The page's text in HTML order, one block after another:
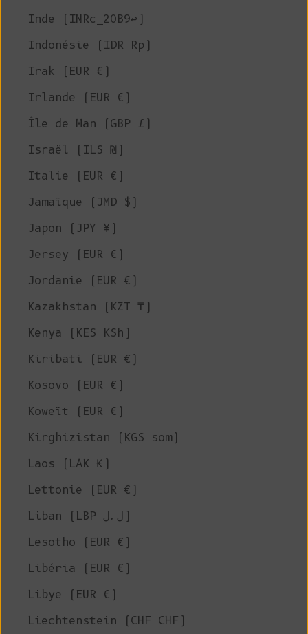
Inde (INRc_20B9↩)
Indonésie (IDR Rp)
Irak (EUR €)
Irlande (EUR €)
Île de Man (GBP £)
Israël (ILS ₪)
Italie (EUR €)
Jamaïque (JMD $)
Japon (JPY ¥)
Jersey (EUR €)
Jordanie (EUR €)
Kazakhstan (KZT ₸)
Kenya (KES KSh)
Kiribati (EUR €)
Kosovo (EUR €)
Koweït (EUR €)
Kirghizistan (KGS som)
Laos (LAK ₭)
Lettonie (EUR €)
Liban (LBP ل.ل)
Lesotho (EUR €)
Libéria (EUR €)
Libye (EUR €)
Liechtenstein (CHF CHF)